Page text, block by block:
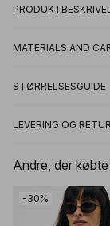
MATERIALS AND
STØRRELSESGUIDE
LEVERING OG
Andre, der
-30%